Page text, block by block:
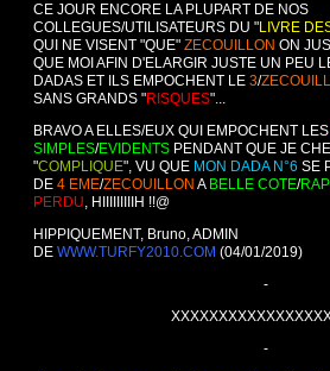
CE JOUR ENCORE LA PLUPART DE NOS
COLLEGUES/UTILISATEURS DU "LIVRE
QUI NE VISENT "QUE" ZECOUILLON ON
QUE MOI AFIN D'ELARGIR JUSTE UN PEU
DADAS ET ILS EMPOCHENT LE 3/
SANS GRANDS "RISQUES"...
BRAVO A ELLES/EUX QUI EMPOCHENT LES
SIMPLES/EVIDENTS PENDANT QUE JE
"COMPLIQUE", VU QUE MON DADA N°6 SE
DE 4 EME/ZECOUILLON A BELLE COTE/
PERDU, HIIIIIIIIIH !!@
HIPPIQUEMENT, Bruno, ADMIN
DE WWW.TURFY2010.COM (04/01/2019)
-
-